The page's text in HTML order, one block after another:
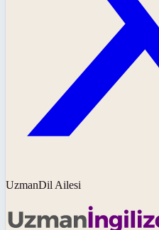
UzmanDil Ailesi